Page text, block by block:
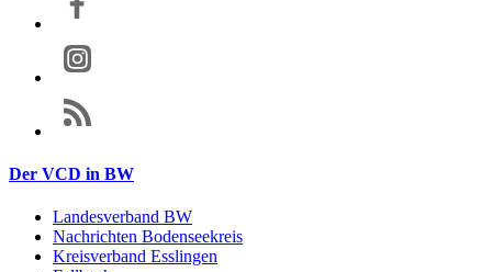
Der VCD in BW
Landesverband BW
Nachrichten Bodenseekreis
Kreisverband Esslingen